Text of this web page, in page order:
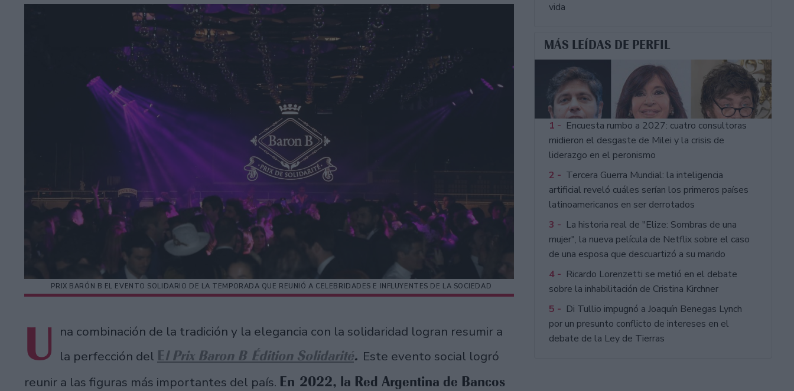
PRIX BARÓN B EL EVENTO SOLIDARIO DE LA TEMPORADA QUE REUNIÓ A CELEBRIDADES E INFLUYENTES DE LA SOCIEDAD
U na combinación de la tradición y la elegancia con la solidaridad logran resumir a
la perfección del El Prix Baron B Édition Solidarité. Este evento social logró
reunir a las figuras más importantes del país. En 2022, la Red Argentina de Bancos
vida
MÁS LEÍDAS DE PERFIL
1 - Encuesta rumbo a 2027: cuatro consultoras
midieron el desgaste de Milei y la crisis de
liderazgo en el peronismo
2 - Tercera Guerra Mundial: la inteligencia
artificial reveló cuáles serían los primeros países
latinoamericanos en ser derrotados
3 - La historia real de "Elize: Sombras de una
mujer", la nueva película de Netflix sobre el caso
de una esposa que descuartizó a su marido
4 - Ricardo Lorenzetti se metió en el debate
sobre la inhabilitación de Cristina Kirchner
5 - Di Tullio impugnó a Joaquín Benegas Lynch
por un presunto conflicto de intereses en el
debate de la Ley de Tierras